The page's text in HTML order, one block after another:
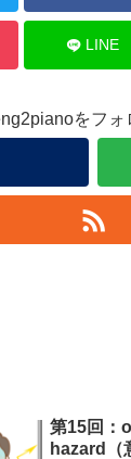
LINE
をフォ
第15回：
hazard（